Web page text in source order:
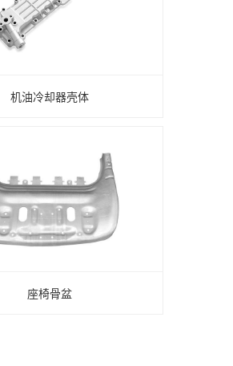
机油冷却器壳体
座椅骨盆